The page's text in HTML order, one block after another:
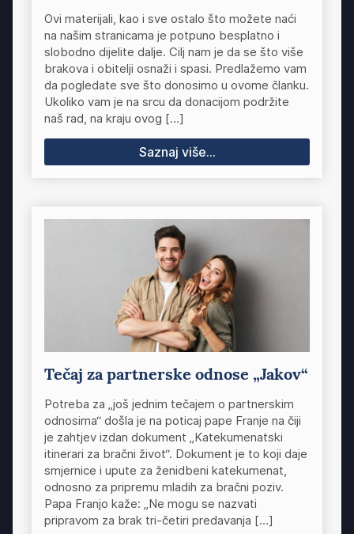
Ovi materijali, kao i sve ostalo što možete naći
na našim stranicama je potpuno besplatno i
slobodno dijelite dalje. Cilj nam je da se što više
brakova i obitelji osnaži i spasi. Predlažemo vam
da pogledate sve što donosimo u ovome članku.
Ukoliko vam je na srcu da donacijom podržite
naš rad, na kraju ovog […]
Saznaj više...
Tečaj za partnerske odnose „Jakov“
Potreba za „još jednim tečajem o partnerskim
odnosima“ došla je na poticaj pape Franje na čiji
je zahtjev izdan dokument „Katekumenatski
itinerari za bračni život“. Dokument je to koji daje
smjernice i upute za ženidbeni katekumenat,
odnosno za pripremu mladih za bračni poziv.
Papa Franjo kaže: „Ne mogu se nazvati
pripravom za brak tri-četiri predavanja […]